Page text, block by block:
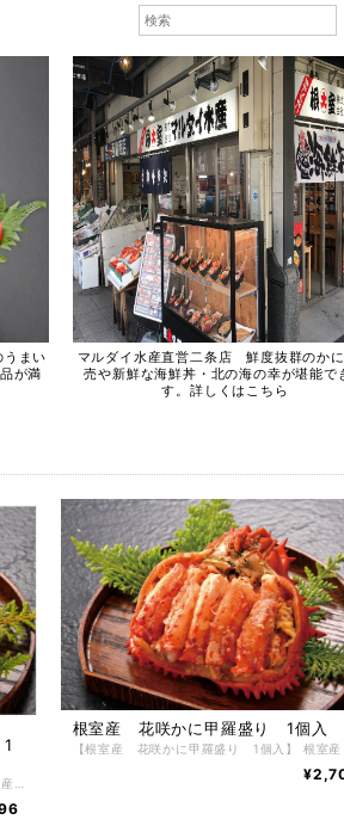
うまい
が満
マルダイ水産直営二条店 鮮度抜群のか
売や新鮮な海鮮丼・北の海の幸が堪能で
す。詳しくはこちら
根室産 花咲かに甲羅盛り 1個入